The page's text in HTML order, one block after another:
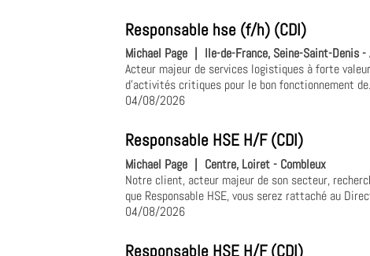
Responsable hse (f/h) (CDI)
Michael Page
Ile-de-France, Seine-Saint-Denis
Acteur majeur de services logistiques à forte
d'activités critiques pour le bon fonctionnement
04/08/2026
Responsable HSE H/F (CDI)
Michael Page | Centre, Loiret - Combleux
Notre client, acteur majeur de son secteur,
que Responsable HSE, vous serez rattaché au
04/08/2026
Responsable HSE H/F (CDI)